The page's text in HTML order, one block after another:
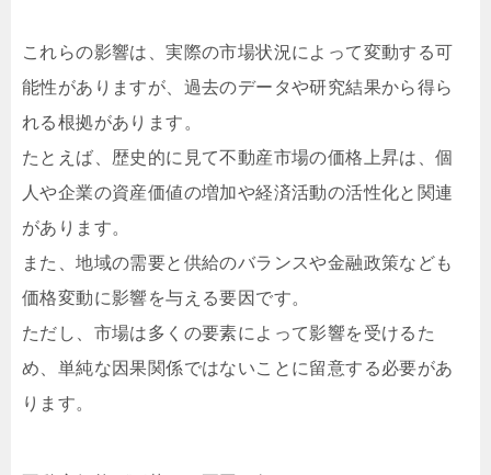
これらの影響は、実際の市場状況によって変動する可
能性がありますが、過去のデータや研究結果から得ら
れる根拠があります。
たとえば、歴史的に見て不動産市場の価格上昇は、個
人や企業の資産価値の増加や経済活動の活性化と関連
があります。
また、地域の需要と供給のバランスや金融政策なども
価格変動に影響を与える要因です。
ただし、市場は多くの要素によって影響を受けるた
め、単純な因果関係ではないことに留意する必要があ
ります。